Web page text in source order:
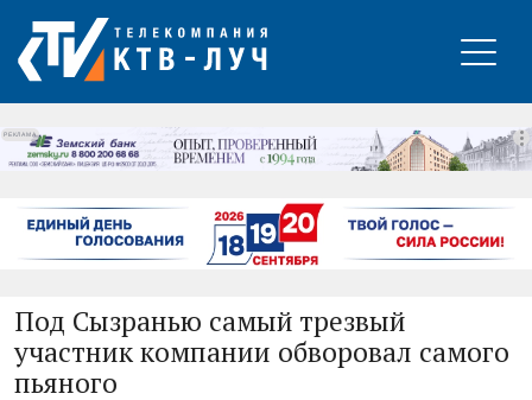
РЕКЛАМА
Под Сызранью самый трезвый
участник компании обворовал самого
пьяного